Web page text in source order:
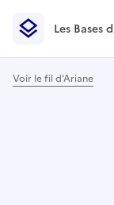
Les Bases du
Les Bases
Voir le fil d'Ariane